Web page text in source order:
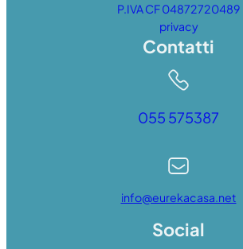
P.IVA CF 04872720489
privacy
Contatti
055 575387
info@eurekacasa.net
Social